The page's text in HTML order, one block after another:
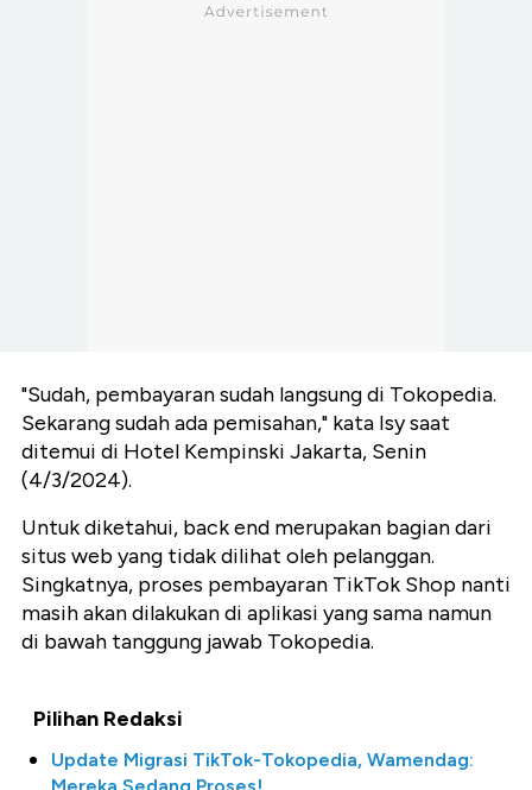
"Sudah, pembayaran sudah langsung di Tokopedia.
Sekarang sudah ada pemisahan," kata Isy saat
ditemui di Hotel Kempinski Jakarta, Senin
(4/3/2024).
Untuk diketahui, back end merupakan bagian dari
situs web yang tidak dilihat oleh pelanggan.
Singkatnya, proses pembayaran TikTok Shop nanti
masih akan dilakukan di aplikasi yang sama namun
di bawah tanggung jawab Tokopedia.
Pilihan Redaksi
Update Migrasi TikTok-Tokopedia, Wamendag: